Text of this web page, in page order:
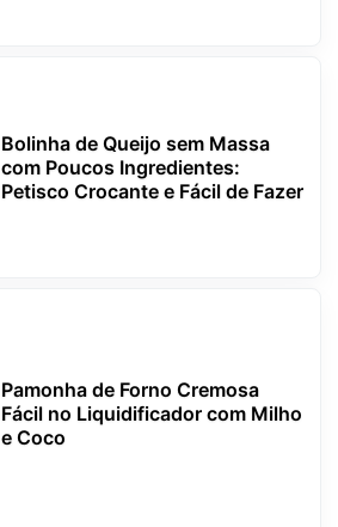
Bolinha de Queijo sem Massa
com Poucos Ingredientes:
Petisco Crocante e Fácil de Fazer
Pamonha de Forno Cremosa
Fácil no Liquidificador com Milho
e Coco